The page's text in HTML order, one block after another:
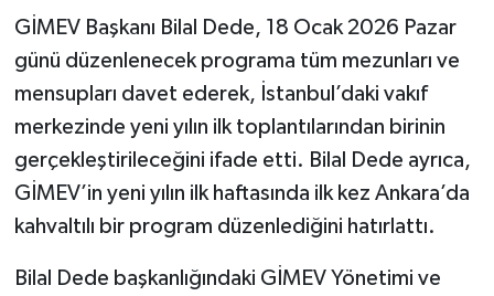
GİMEV Başkanı Bilal Dede, 18 Ocak 2026 Pazar
günü düzenlenecek programa tüm mezunları ve
mensupları davet ederek, İstanbul’daki vakıf
merkezinde yeni yılın ilk toplantılarından birinin
gerçekleştirileceğini ifade etti. Bilal Dede ayrıca,
GİMEV’in yeni yılın ilk haftasında ilk kez Ankara’da
kahvaltılı bir program düzenlediğini hatırlattı.
Bilal Dede başkanlığındaki GİMEV Yönetimi ve